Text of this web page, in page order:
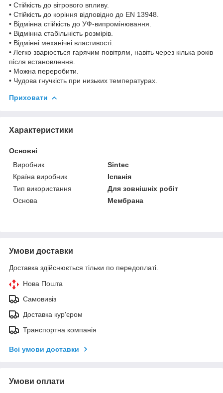
• Стійкість до вітрового впливу.
• Стійкість до коріння відповідно до EN 13948.
• Відмінна стійкість до УФ-випромінювання.
• Відмінна стабільність розмірів.
• Відмінні механічні властивості.
• Легко зварюється гарячим повітрям, навіть через кілька років
після встановлення.
• Можна переробити.
• Чудова гнучкість при низьких температурах.
Приховати
Характеристики
Основні
Виробник
Sintec
Країна виробник
Іспанія
Тип використання
Для зовнішніх робіт
Основа
Мембрана
Умови доставки
Доставка здійснюється тільки по передоплаті.
Нова Пошта
Самовивіз
Доставка кур'єром
Транспортна компанія
Всі умови доставки
Умови оплати